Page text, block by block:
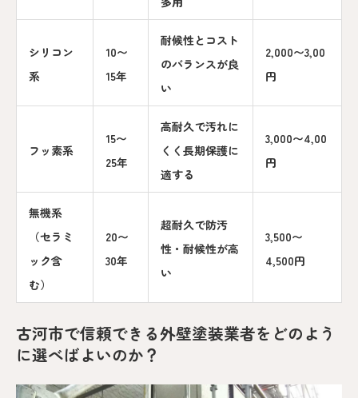
シリコン
系
10〜
15年
耐候性とコスト
のバランスが良
い
2,000〜3,00
円
フッ素系
15〜
25年
高耐久で汚れに
くく長期保護に
適する
3,000〜4,00
円
無機系
（セラミ
ック含
む）
20〜
30年
超耐久で防汚
性・耐候性が高
い
3,500〜
4,500円
古河市で信頼できる外壁塗装業者をどのよう
に選べばよいのか？